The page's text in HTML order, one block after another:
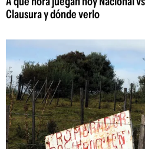
Clausura y dónde verlo